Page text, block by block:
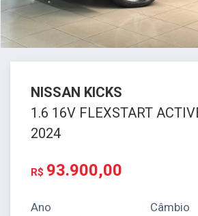
NISSAN KICKS
1.6 16V FLEXSTART
2024
R$ 93.900,00
Ano Câmbio